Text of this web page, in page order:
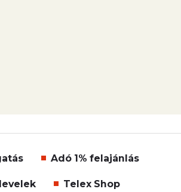
Adó 1% felajánlás
Telex Shop